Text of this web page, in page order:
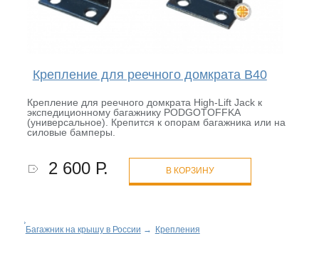
Крепление для реечного домкрата B40
Крепление для реечного домкрата High-Lift Jack к
экспедиционному багажнику PODGOTOFFKA
(универсальное). Крепится к опорам багажника или на
силовые бамперы.
2 600 Р. В КОРЗИНУ
Багажник на крышу в России → Крепления